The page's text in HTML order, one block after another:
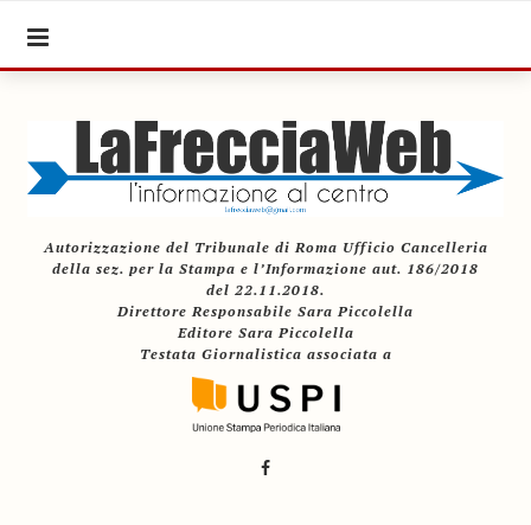
Autorizzazione del Tribunale di Roma Ufficio Cancelleria
della sez. per la Stampa e l’Informazione aut. 186/2018
del 22.11.2018.
Direttore Responsabile Sara Piccolella
Editore Sara Piccolella
Testata Giornalistica associata a